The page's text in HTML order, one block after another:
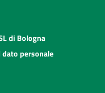
di Bologna
dato personale